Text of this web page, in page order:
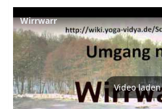
Wirrwarr
Video laden